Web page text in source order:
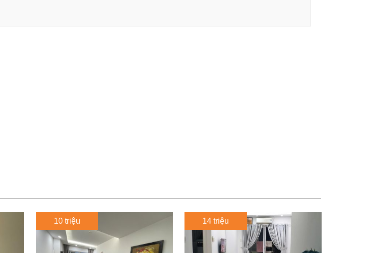
10 triệu 14 triệu